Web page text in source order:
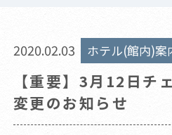
2020.02.03 ホテル(館内)案
【重要】3月12日チ
変更のお知らせ